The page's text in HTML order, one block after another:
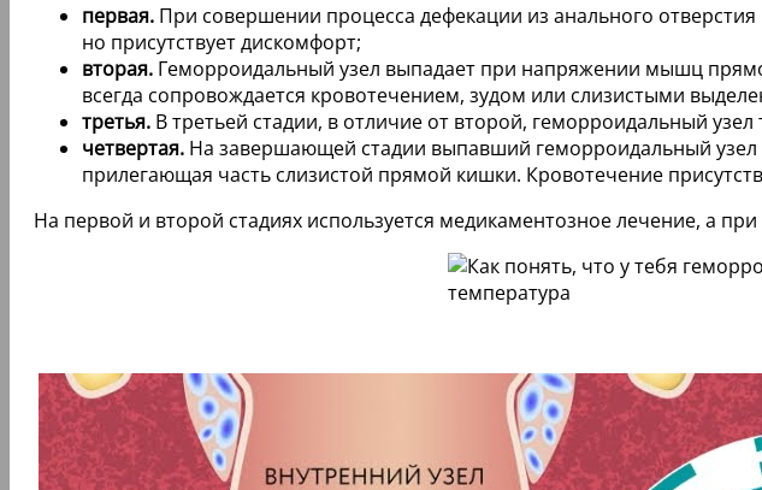
первая. При совершении процесса дефекации из анального
но присутствует дискомфорт;
вторая. Геморроидальный узел выпадает при напряжении мышц
всегда сопровождается кровотечением, зудом или слизистыми
третья. В третьей стадии, в отличие от второй, геморроидальный узел
четвертая. На завершающей стадии выпавший геморроидальный
прилегающая часть слизистой прямой кишки. Кровотечение
На первой и второй стадиях используется медикаментозное лечение, а